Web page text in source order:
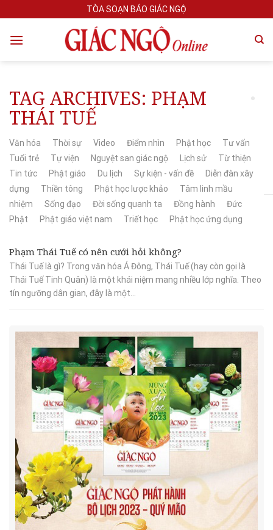
to
content
TÒA SOẠN BÁO GIÁC NGỘ
TAG ARCHIVES: PHẠM
THÁI TUẾ
Văn hóa Thời sự Video Điểm nhìn Phật học
Tư vấn
Tuổi trẻ
Tự viện Nguyệt san giác ngộ Lịch sử
Từ thiện
Tin tức
Phật giáo Du lịch Sự kiện - vấn đề
Diễn đàn xây
dựng
Thiền tông Phật học lược khảo
Tâm linh mầu
nhiệm
Sống đạo Đời sống quanh ta Đồng hành
Đức
Phật
Phật giáo việt nam Triết học Phật học ứng dụng
Phạm Thái Tuế có nên cưới hỏi không?
Thái Tuế là gì? Trong văn hóa Á Đông, Thái Tuế (hay còn gọi là
Thái Tuế Tinh Quân) là một khái niệm mang nhiều lớp nghĩa. Theo
tín ngưỡng dân gian, đây là một...